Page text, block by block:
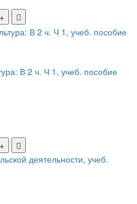
В 2 ч. Ч 1, учеб. пособие